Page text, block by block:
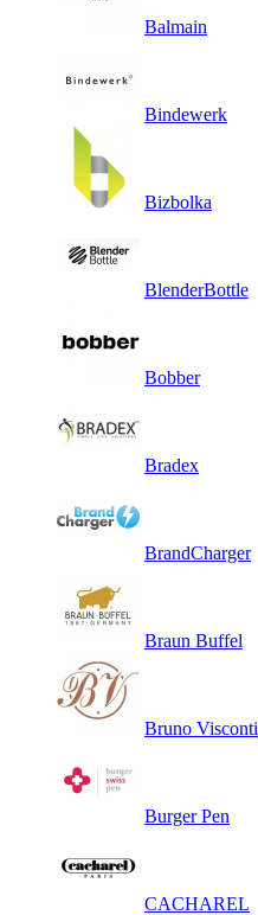
Balmain
Bindewerk
Bizbolka
BlenderBottle
Bobber
Bradex
BrandCharger
Braun Buffel
Bruno Visconti
Burger Pen
CACHAREL